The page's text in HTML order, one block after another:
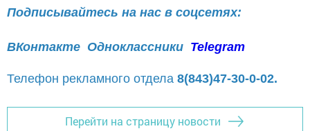
Подписывайтесь на нас в соцсетях:
ВКонтакте Одноклассники Telegram
Телефон рекламного отдела 8(843)47-30-0-02.
Перейти на страницу новости